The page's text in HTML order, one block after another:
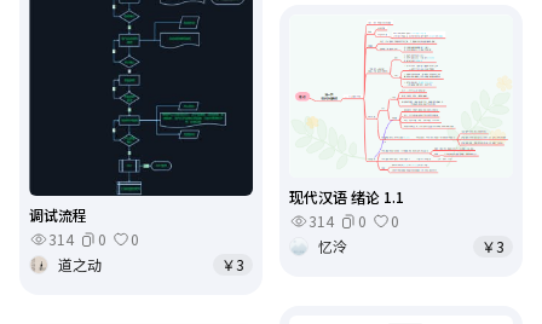
调试流程
314
0
0
道之动
￥3
现代汉语 绪论 1.1
314
0
0
忆泠
￥3